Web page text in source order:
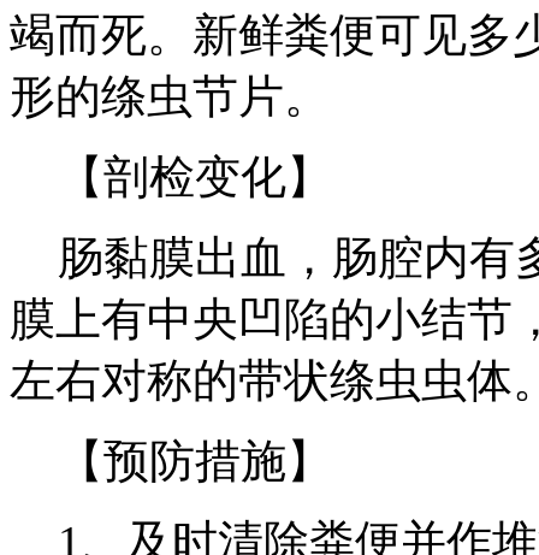
竭而死。新鲜粪便可见多
形的绦虫节片。
【剖检变化】
肠黏膜出血，肠腔内有
膜上有中央凹陷的小结节
左右对称的带状绦虫虫体
【预防措施】
1、及时清除粪便并作